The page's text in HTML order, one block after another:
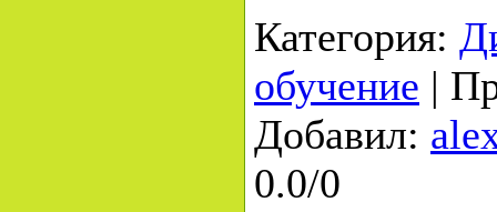
Категория:
обучение |
Добавил:
0.0/0